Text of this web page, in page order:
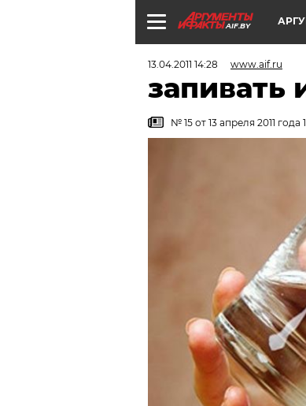
AIF.BY
13.04.2011 14:28 www.aif.ru
запивать
№ 15 от 13 апреля 2011 года